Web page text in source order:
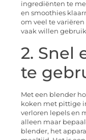
ingrediënten te
en smoothies
om veel te
vaak willen
2. Snel
te
Met een blender
koken met pittige
verloren lepels en
alleen maar
blender, het